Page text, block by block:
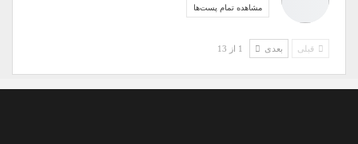
مشاهده تمام پست‌ها
قبلی بعدی